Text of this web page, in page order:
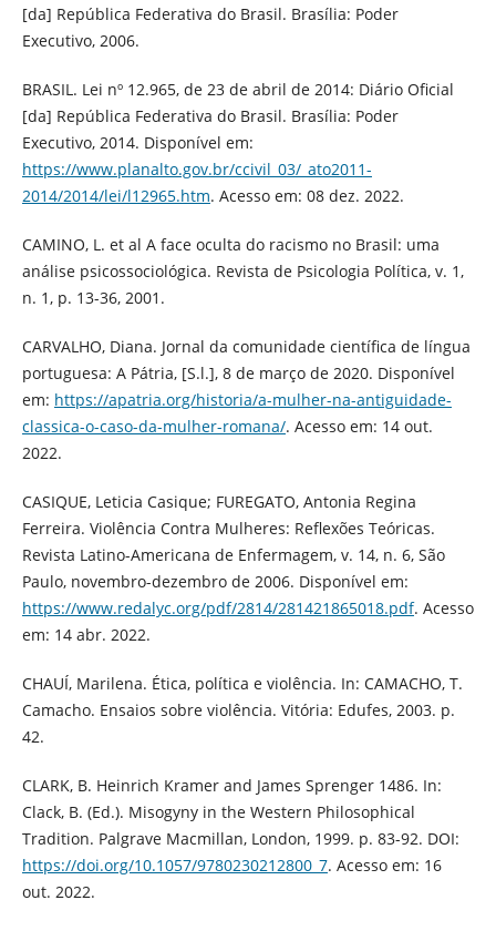
[da] República Federativa do Brasil. Brasília: Poder
Executivo, 2006.
BRASIL. Lei nº 12.965, de 23 de abril de 2014: Diário Oficial
[da] República Federativa do Brasil. Brasília: Poder
Executivo, 2014. Disponível em:
https://www.planalto.gov.br/ccivil_03/_ato2011-
2014/2014/lei/l12965.htm. Acesso em: 08 dez. 2022.
CAMINO, L. et al A face oculta do racismo no Brasil: uma
análise psicossociológica. Revista de Psicologia Política, v. 1,
n. 1, p. 13-36, 2001.
CARVALHO, Diana. Jornal da comunidade científica de língua
portuguesa: A Pátria, [S.l.], 8 de março de 2020. Disponível
em: https://apatria.org/historia/a-mulher-na-antiguidade-
classica-o-caso-da-mulher-romana/. Acesso em: 14 out.
2022.
CASIQUE, Leticia Casique; FUREGATO, Antonia Regina
Ferreira. Violência Contra Mulheres: Reflexões Teóricas.
Revista Latino-Americana de Enfermagem, v. 14, n. 6, São
Paulo, novembro-dezembro de 2006. Disponível em:
https://www.redalyc.org/pdf/2814/281421865018.pdf. Acesso
em: 14 abr. 2022.
CHAUÍ, Marilena. Ética, política e violência. In: CAMACHO, T.
Camacho. Ensaios sobre violência. Vitória: Edufes, 2003. p.
42.
CLARK, B. Heinrich Kramer and James Sprenger 1486. In:
Clack, B. (Ed.). Misogyny in the Western Philosophical
Tradition. Palgrave Macmillan, London, 1999. p. 83-92. DOI:
https://doi.org/10.1057/9780230212800_7. Acesso em: 16
out. 2022.